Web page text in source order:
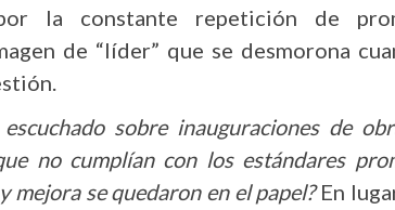
la constante repetición de
de “líder” que se desmorona
escuchado sobre inauguraciones de
no cumplían con los estándares
mejora se quedaron en el papel?En